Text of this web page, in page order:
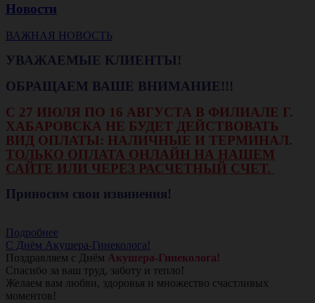
Новости
ВАЖНАЯ НОВОСТЬ
УВАЖАЕМЫЕ КЛИЕНТЫ!
ОБРАЩАЕМ ВАШЕ ВНИМАНИЕ!!!
С 27 ИЮЛЯ ПО 16 АВГУСТА В ФИЛИАЛЕ Г.
ХАБАРОВСКА НЕ БУДЕТ ДЕЙСТВОВАТЬ
ВИД ОПЛАТЫ: НАЛИЧНЫЕ И ТЕРМИНАЛ.
ТОЛЬКО ОПЛАТА ОНЛАЙН НА НАШЕМ
САЙТЕ ИЛИ ЧЕРЕЗ РАСЧЕТНЫЙ СЧЕТ.
Приносим свои извинения!
Подробнее
С Днём Акушера-Гинеколога!
Поздравляем с Днём Акушера-Гинеколога!
Спасибо за ваш труд, заботу и тепло!
Желаем вам любви, здоровья и множество счастливых
моментов!